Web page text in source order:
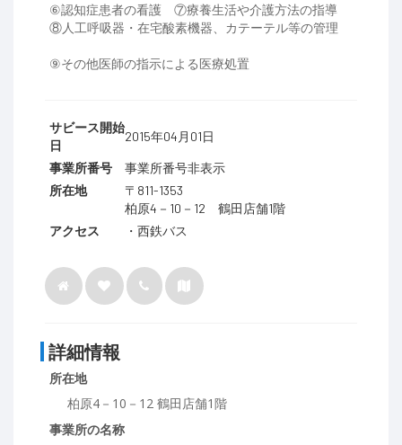
⑥認知症患者の看護 ⑦療養生活や介護方法の指導
⑧人工呼吸器・在宅酸素機器、カテーテル等の管理
⑨その他医師の指示による医療処置
サビース開始
日
2015年04月01日
事業所番号
事業所番号非表示
所在地
〒811-1353
柏原4－10－12 鶴田店舗1階
アクセス
・西鉄バス
詳細情報
所在地
柏原4－10－12 鶴田店舗1階
事業所の名称